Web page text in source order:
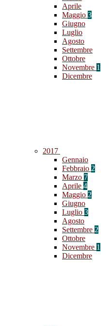
Aprile
Maggio 3
Giugno
Luglio
Agosto
Settembre
Ottobre
Novembre 1
Dicembre
2017
Gennaio
Febbraio 2
Marzo 7
Aprile 4
Maggio 2
Giugno
Luglio 3
Agosto
Settembre 2
Ottobre
Novembre 1
Dicembre